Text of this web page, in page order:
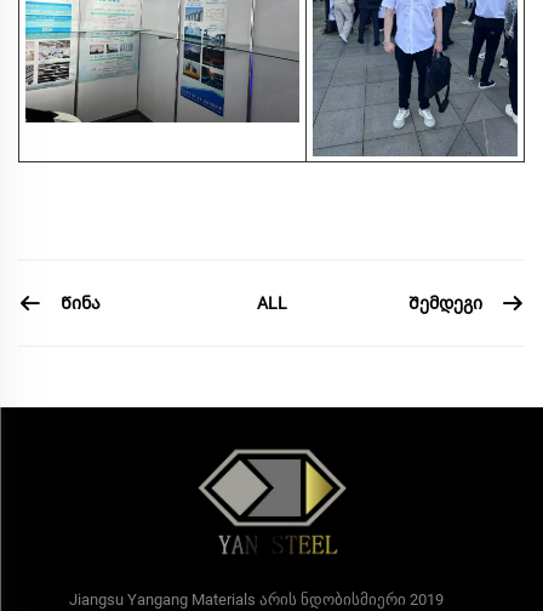
Წინა ALL Შემდეგი
Jiangsu Yangang Materials არის ნდობისმიერი 2019